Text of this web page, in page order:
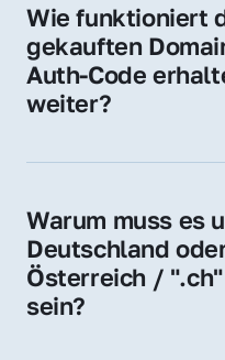
Wie funktioniert
gekauften
Auth-Code
weiter?
Provider, die
schnellen Prozess.
Warum muss es
Deutschland
Österreich /
sein?